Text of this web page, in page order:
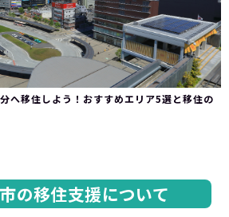
へ移住しよう！おすすめエリア5選と移住の
の移住支援について